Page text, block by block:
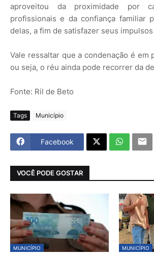
aproveitou da proximidade por
profissionais e da confiança familiar
delas, a fim de satisfazer seus
Vale ressaltar que a condenação é em
ou seja, o réu ainda pode recorrer da
Fonte: Ril de Beto
Tags Município
Facebook
VOCÊ PODE GOSTAR
MUNICÍPIO MUNICÍPIO